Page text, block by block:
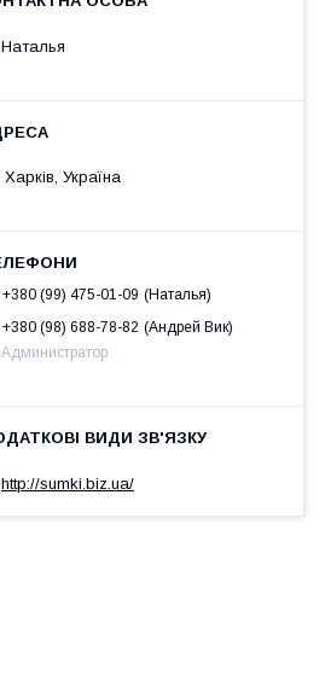
Наталья
Харків, Україна
+380 (99) 475-01-09
Наталья
+380 (98) 688-78-82
Андрей Вик
Администратор
http://sumki.biz.ua/